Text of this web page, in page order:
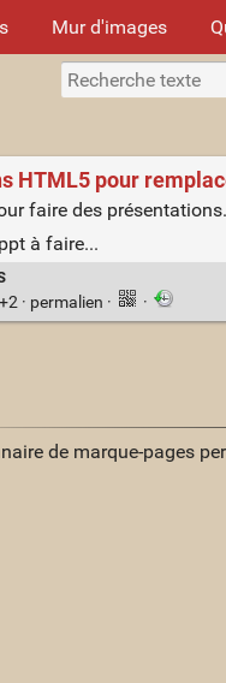
Mur d'images
HTML5 pour
faire des présentations.
à faire...
· permalien · ·
de marque-pages